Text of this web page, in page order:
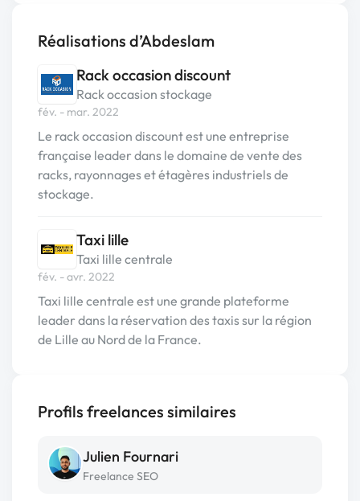
Réalisations d’Abdeslam
Rack occasion discount
Rack occasion stockage
fév. - mar. 2022
Le rack occasion discount est une entreprise
française leader dans le domaine de vente des
racks, rayonnages et étagères industriels de
stockage.
Taxi lille
Taxi lille centrale
fév. - avr. 2022
Taxi lille centrale est une grande plateforme
leader dans la réservation des taxis sur la région
de Lille au Nord de la France.
Profils freelances similaires
Julien Fournari
Freelance SEO